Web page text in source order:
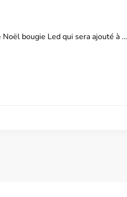
bougie Led qui sera ajouté à …